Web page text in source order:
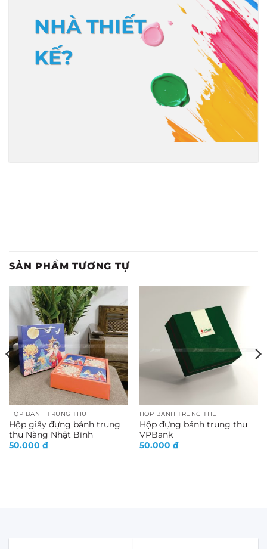
NHÀ THIẾT
KẾ?
SẢN PHẨM TƯƠNG TỰ
HỘP BÁNH TRUNG THU
Hộp giấy đựng bánh trung
thu Nàng Nhật Bình
50.000 ₫
HỘP BÁNH TRUNG THU
Hộp đựng bánh trung thu
VPBank
50.000 ₫